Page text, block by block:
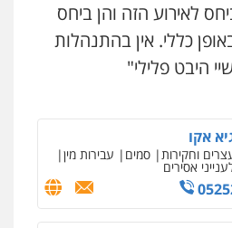
אלימלך
חמורה תעבורה אסירים
נאטור
חמורה מעצרים וחקירות
לאירוע הזה והן ביחס
כללי. אין בהתנהלות
היבט פלילי"
בנישתי
וחקירות צווארון לבן פשיעה
אקו
וחקירות סמים עבירות מין
אסירים
דין
– מוניטין